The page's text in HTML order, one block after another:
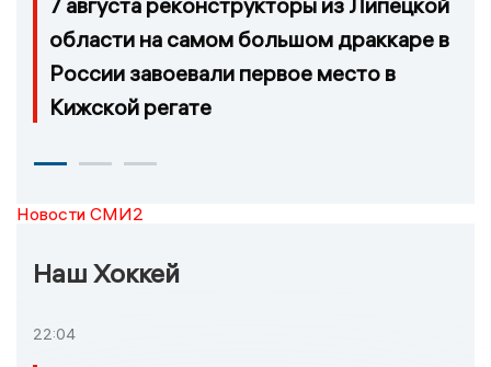
области на самом большом драккаре в
России завоевали первое место в
Кижской регате
Новости СМИ2
Наш Хоккей
22:04